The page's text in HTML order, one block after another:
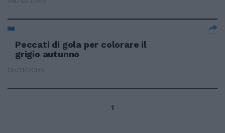
Peccati di gola per colorare il
grigio autunno
05/11/2005
1